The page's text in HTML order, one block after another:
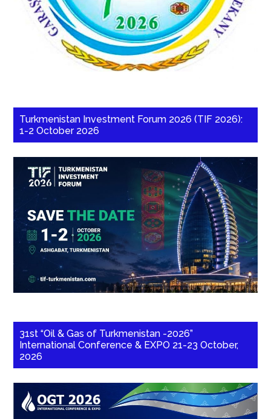
Turkmenistan Investment Forum 2026 (TIF 2026):
1-2 October 2026
31st “Oil & Gas of Turkmenistan -2026”
International Conference & EXPO 21-23 October,
2026